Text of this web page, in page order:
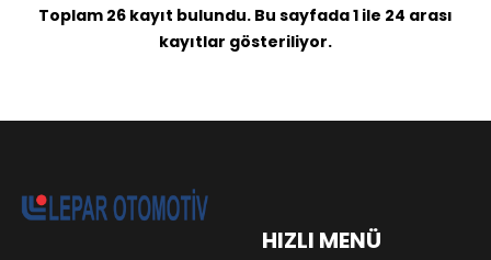
Toplam 26 kayıt bulundu. Bu sayfada 1 ile 24 arası
kayıtlar gösteriliyor.
HIZLI MENÜ